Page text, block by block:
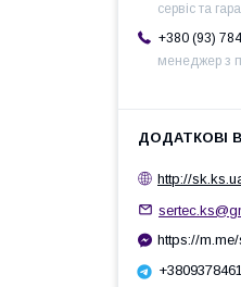
сервіс та
+380 (93)
менеджер з
http://
https://